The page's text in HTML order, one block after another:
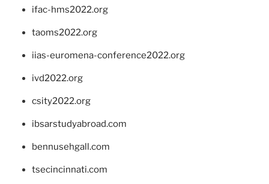
ifac-hms2022.org
taoms2022.org
iias-euromena-conference2022.org
ivd2022.org
csity2022.org
ibsarstudyabroad.com
bennusehgall.com
tsecincinnati.com